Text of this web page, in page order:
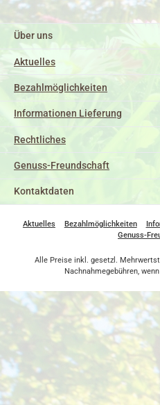
Über uns
Aktuelles
Bezahlmöglichkeiten
Informationen Lieferung
Rechtliches
Genuss-Freundschaft
Kontaktdaten
Aktuelles Bezahlmöglichkeiten
Genuss-
Alle Preise inkl. gesetzl.
Nachnahmegebühren,